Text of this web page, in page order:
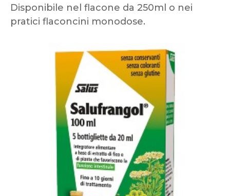
Disponibile nel flacone da 250ml o nei
pratici flaconcini monodose.